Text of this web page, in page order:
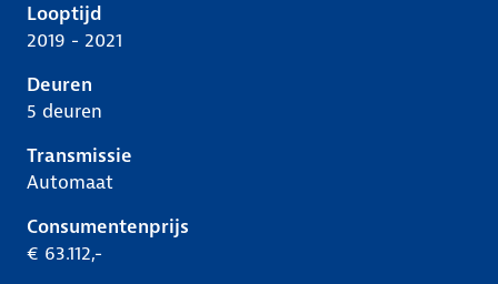
Looptijd
2019 - 2021
Deuren
5 deuren
Transmissie
Automaat
Consumentenprijs
€ 63.112,-